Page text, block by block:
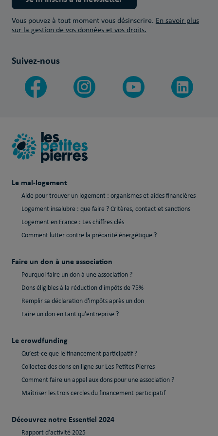
Vous pouvez à tout moment vous désinscrire. En savoir plus
sur la gestion de vos données et vos droits.
Suivez-nous
Le mal-logement
Aide pour trouver un logement : organismes et aides financières
Logement insalubre : que faire ? Critères, contact et sanctions
Logement en France : Les chiffres clés
Comment lutter contre la précarité énergétique ?
Faire un don à une association
Pourquoi faire un don à une association ?
Dons éligibles à la réduction d'impôts de 75%
Remplir sa déclaration d'impôts après un don
Faire un don en tant qu’entreprise ?
Le crowdfunding
Qu’est-ce que le financement participatif ?
Collectez des dons en ligne sur Les Petites Pierres
Comment faire un appel aux dons pour une association ?
Maîtriser les trois cercles du financement participatif
Découvrez notre Essentiel 2024
Rapport d’activité 2025